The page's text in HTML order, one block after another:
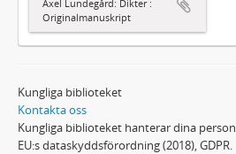
Axel Lundegård: Dikter :
Originalmanuskript
Kungliga biblioteket
Kontakta oss
Kungliga biblioteket hanterar dina
EU:s dataskyddsförordning (2018), GDPR.